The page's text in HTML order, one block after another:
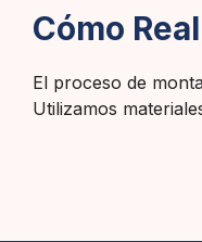
Cómo
El proceso de
Utilizamos